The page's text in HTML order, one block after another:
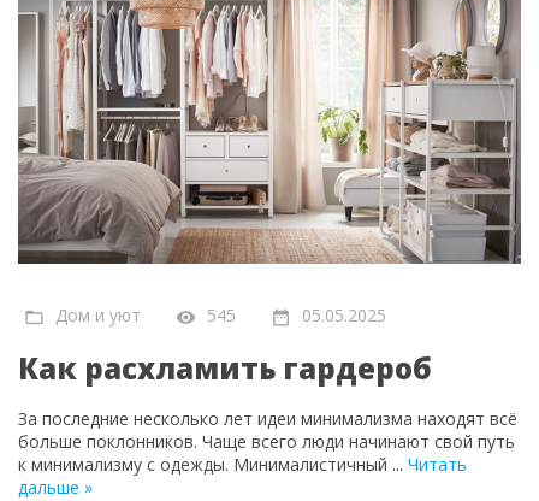
Дом и уют 545 05.05.2025
Как расхламить гардероб
За последние несколько лет идеи минимализма находят всё
больше поклонников. Чаще всего люди начинают свой путь
к минимализму с одежды. Минималистичный ... Читать
дальше »